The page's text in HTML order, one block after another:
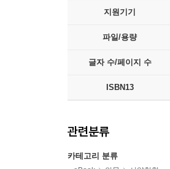
지원기기
파일/용량
글자 수/페이지 수
ISBN13
관련분류
카테고리 분류